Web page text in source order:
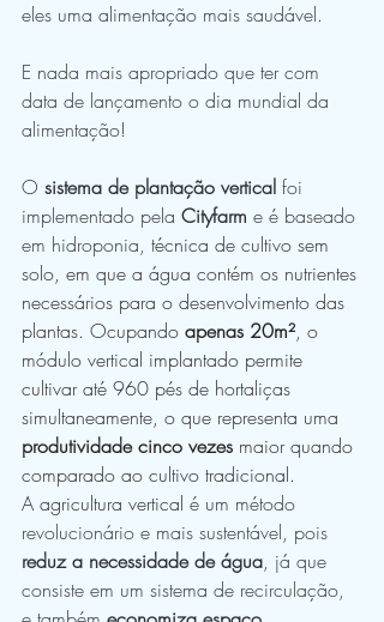
eles uma alimentação mais saudável.
E nada mais apropriado que ter com
data de lançamento o dia mundial da
alimentação!
O sistema de plantação vertical foi
implementado pela Cityfarm e é baseado
em hidroponia, técnica de cultivo sem
solo, em que a água contém os nutrientes
necessários para o desenvolvimento das
plantas. Ocupando apenas 20m², o
módulo vertical implantado permite
cultivar até 960 pés de hortaliças
simultaneamente, o que representa uma
produtividade cinco vezes maior quando
comparado ao cultivo tradicional.
A agricultura vertical é um método
revolucionário e mais sustentável, pois
reduz a necessidade de água, já que
consiste em um sistema de recirculação,